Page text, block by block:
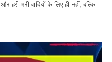
हरी-भरी वादियों के लिए ही नहीं, बल्कि